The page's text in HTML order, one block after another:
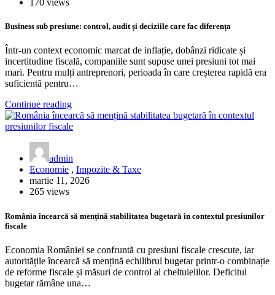
170 views
Business sub presiune: control, audit și deciziile care fac diferența
Într-un context economic marcat de inflație, dobânzi ridicate și
incertitudine fiscală, companiile sunt supuse unei presiuni tot mai
mari. Pentru mulți antreprenori, perioada în care creșterea rapidă era
suficientă pentru…
Continue reading
admin
Economie , Impozite & Taxe
martie 11, 2026
265 views
România încearcă să mențină stabilitatea bugetară în contextul presiunilor
fiscale
Economia României se confruntă cu presiuni fiscale crescute, iar
autoritățile încearcă să mențină echilibrul bugetar printr-o combinație
de reforme fiscale și măsuri de control al cheltuielilor. Deficitul
bugetar rămâne una…